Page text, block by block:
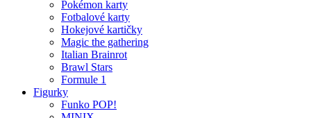
Pokémon karty
Fotbalové karty
Hokejové kartičky
Magic the gathering
Italian Brainrot
Brawl Stars
Formule 1
Figurky
Funko POP!